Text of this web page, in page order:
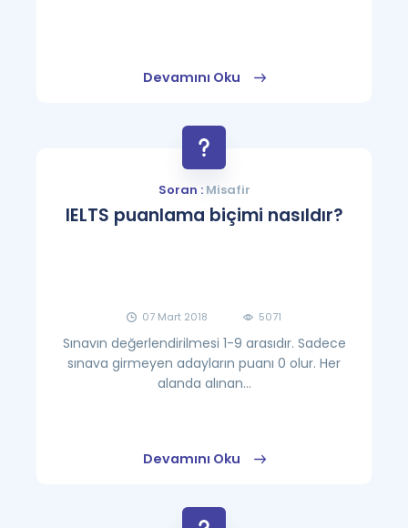
Devamını Oku
Soran :Misafir
IELTS puanlama biçimi nasıldır?
07 Mart 2018 5071
Sınavın değerlendirilmesi 1-9 arasıdır. Sadece
sınava girmeyen adayların puanı 0 olur. Her
alanda alınan...
Devamını Oku